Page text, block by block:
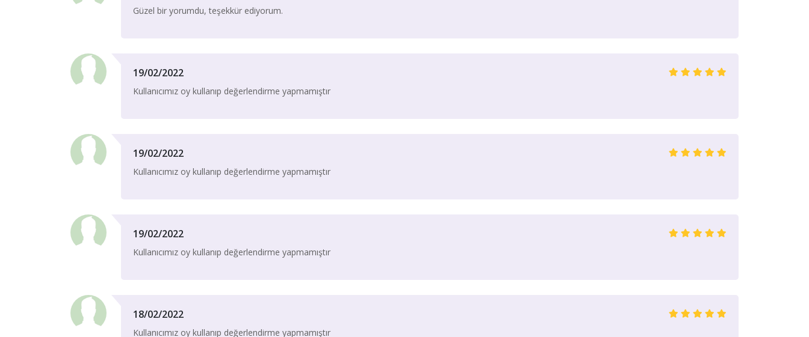
Güzel bir yorumdu, teşekkür ediyorum.
19/02/2022
Kullanıcımız oy kullanıp değerlendirme yapmamıştır
19/02/2022
Kullanıcımız oy kullanıp değerlendirme yapmamıştır
19/02/2022
Kullanıcımız oy kullanıp değerlendirme yapmamıştır
18/02/2022
Kullanıcımız oy kullanıp değerlendirme yapmamıştır